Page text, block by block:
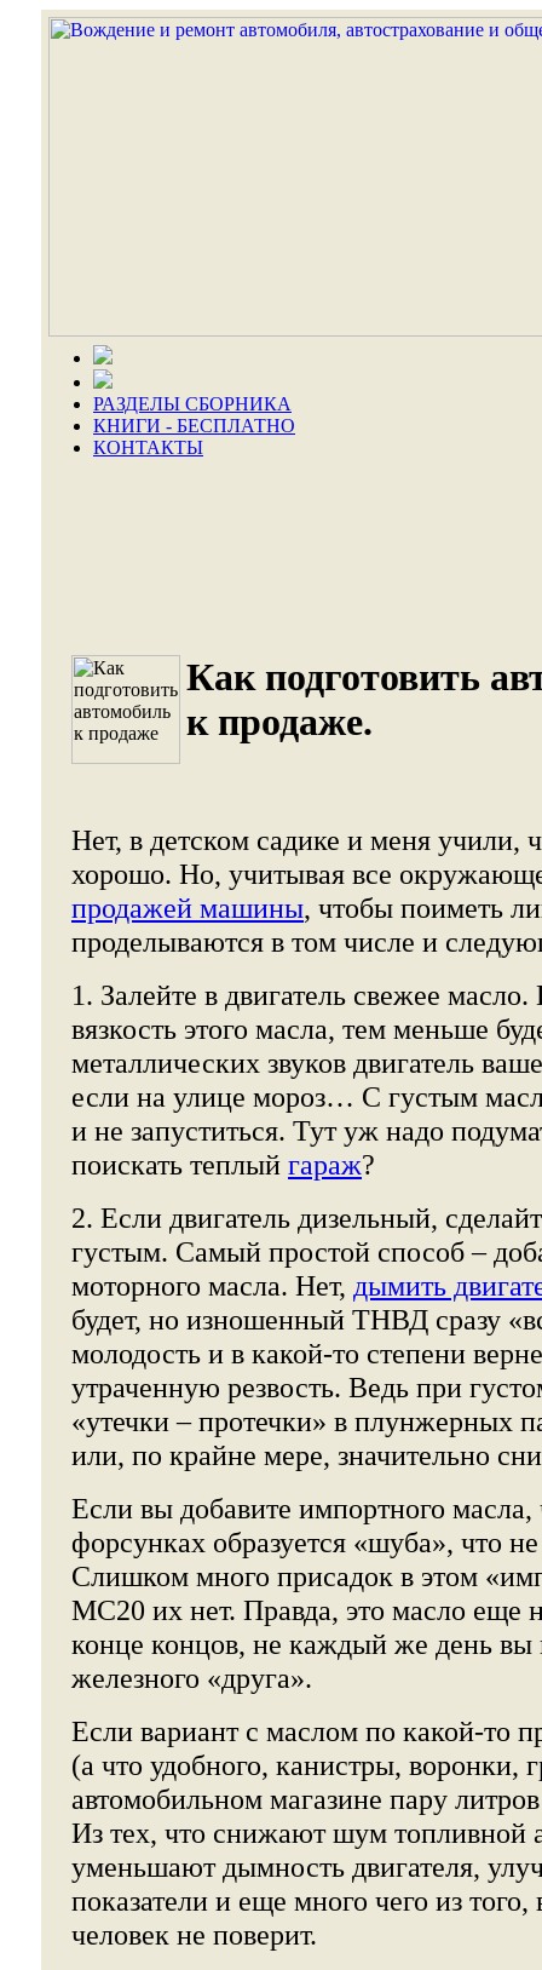
РАЗДЕЛЫ СБОРНИКА
КНИГИ - БЕСПЛАТНО
КОНТАКТЫ
Как подготовить
к продаже.
Нет, в детском садике и меня учили,
хорошо. Но, учитывая все
продажей машины, чтобы поиметь
проделываются в том числе и
1. Залейте в двигатель свежее
вязкость этого масла, тем меньше
металлических звуков двигатель
если на улице мороз… С густым
и не запуститься. Тут уж надо
поискать теплый гараж?
2. Если двигатель дизельный,
густым. Самый простой способ –
моторного масла. Нет, дымить
будет, но изношенный ТНВД сразу
молодость и в какой-то степени
утраченную резвость. Ведь при
«утечки – протечки» в плунжерных
или, по крайне мере, значительно
Если вы добавите импортного масла,
форсунках образуется «шуба», что
Слишком много присадок в этом
МС20 их нет. Правда, это масло еще
конце концов, не каждый же день вы
железного «друга».
Если вариант с маслом по какой-то
(а что удобного, канистры, воронки,
автомобильном магазине пару
Из тех, что снижают шум топливной
уменьшают дымность двигателя,
показатели и еще много чего из
человек не поверит.